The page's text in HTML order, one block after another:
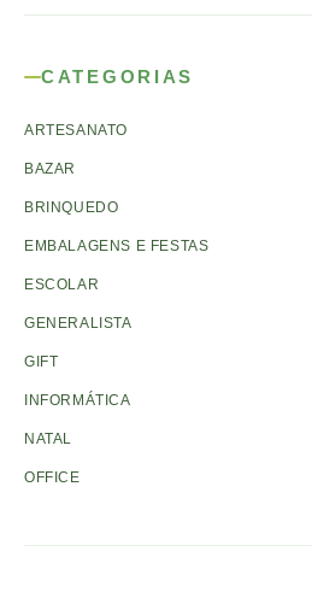
CATEGORIAS
ARTESANATO
BAZAR
BRINQUEDO
EMBALAGENS E FESTAS
ESCOLAR
GENERALISTA
GIFT
INFORMÁTICA
NATAL
OFFICE